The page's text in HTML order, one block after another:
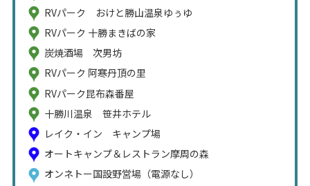
RVパーク おけと勝山温泉ゆぅゆ
RVパーク 十勝まきばの家
炭焼酒場 次男坊
RVパーク 阿寒丹頂の里
RVパーク昆布森番屋
十勝川温泉 笹井ホテル
レイク・イン キャンプ場
オートキャンプ＆レストラン摩周の森
オンネトー国設野営場（電源なし）